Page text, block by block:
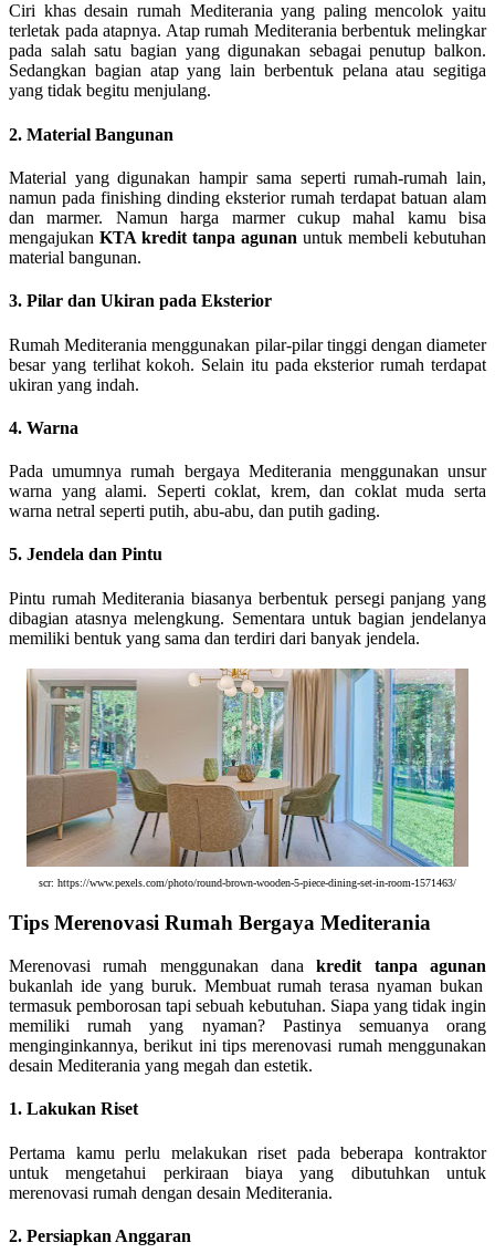
Ciri khas desain rumah Mediterania yang paling mencolok yaitu
terletak pada atapnya. Atap rumah Mediterania berbentuk melingkar
pada salah satu bagian yang digunakan sebagai penutup balkon.
Sedangkan bagian atap yang lain berbentuk pelana atau segitiga
yang tidak begitu menjulang.
2. Material Bangunan
Material yang digunakan hampir sama seperti rumah-rumah lain,
namun pada finishing dinding eksterior rumah terdapat batuan alam
dan marmer. Namun harga marmer cukup mahal kamu bisa
mengajukan KTA kredit tanpa agunan untuk membeli kebutuhan
material bangunan.
3. Pilar dan Ukiran pada Eksterior
Rumah Mediterania menggunakan pilar-pilar tinggi dengan diameter
besar yang terlihat kokoh. Selain itu pada eksterior rumah terdapat
ukiran yang indah.
4. Warna
Pada umumnya rumah bergaya Mediterania menggunakan unsur
warna yang alami. Seperti coklat, krem, dan coklat muda serta
warna netral seperti putih, abu-abu, dan putih gading.
5. Jendela dan Pintu
Pintu rumah Mediterania biasanya berbentuk persegi panjang yang
dibagian atasnya melengkung. Sementara untuk bagian jendelanya
memiliki bentuk yang sama dan terdiri dari banyak jendela.
scr: https://www.pexels.com/photo/round-brown-wooden-5-piece-dining-set-in-room-1571463/
Tips Merenovasi Rumah Bergaya Mediterania
Merenovasi rumah menggunakan danakredit tanpa agunan
bukanlah ide yang buruk. Membuat rumah terasa nyaman bukan
termasuk pemborosan tapi sebuah kebutuhan. Siapa yang tidak ingin
memiliki rumah yang nyaman? Pastinya semuanya orang
menginginkannya, berikut ini tips merenovasi rumah menggunakan
desain Mediterania yang megah dan estetik.
1. Lakukan Riset
Pertama kamu perlu melakukan riset pada beberapa kontraktor
untuk mengetahui perkiraan biaya yang dibutuhkan untuk
merenovasi rumah dengan desain Mediterania.
2. Persiapkan Anggaran